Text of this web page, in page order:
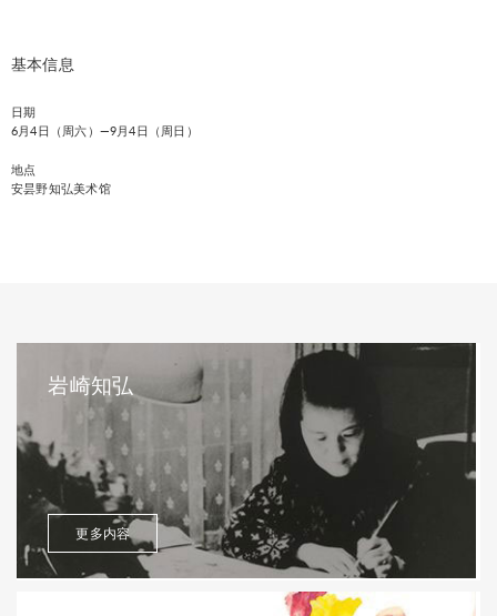
基本信息
日期
6月4日（周六）—9月4日（周日）
地点
安昙野知弘美术馆
岩崎知弘
更多内容